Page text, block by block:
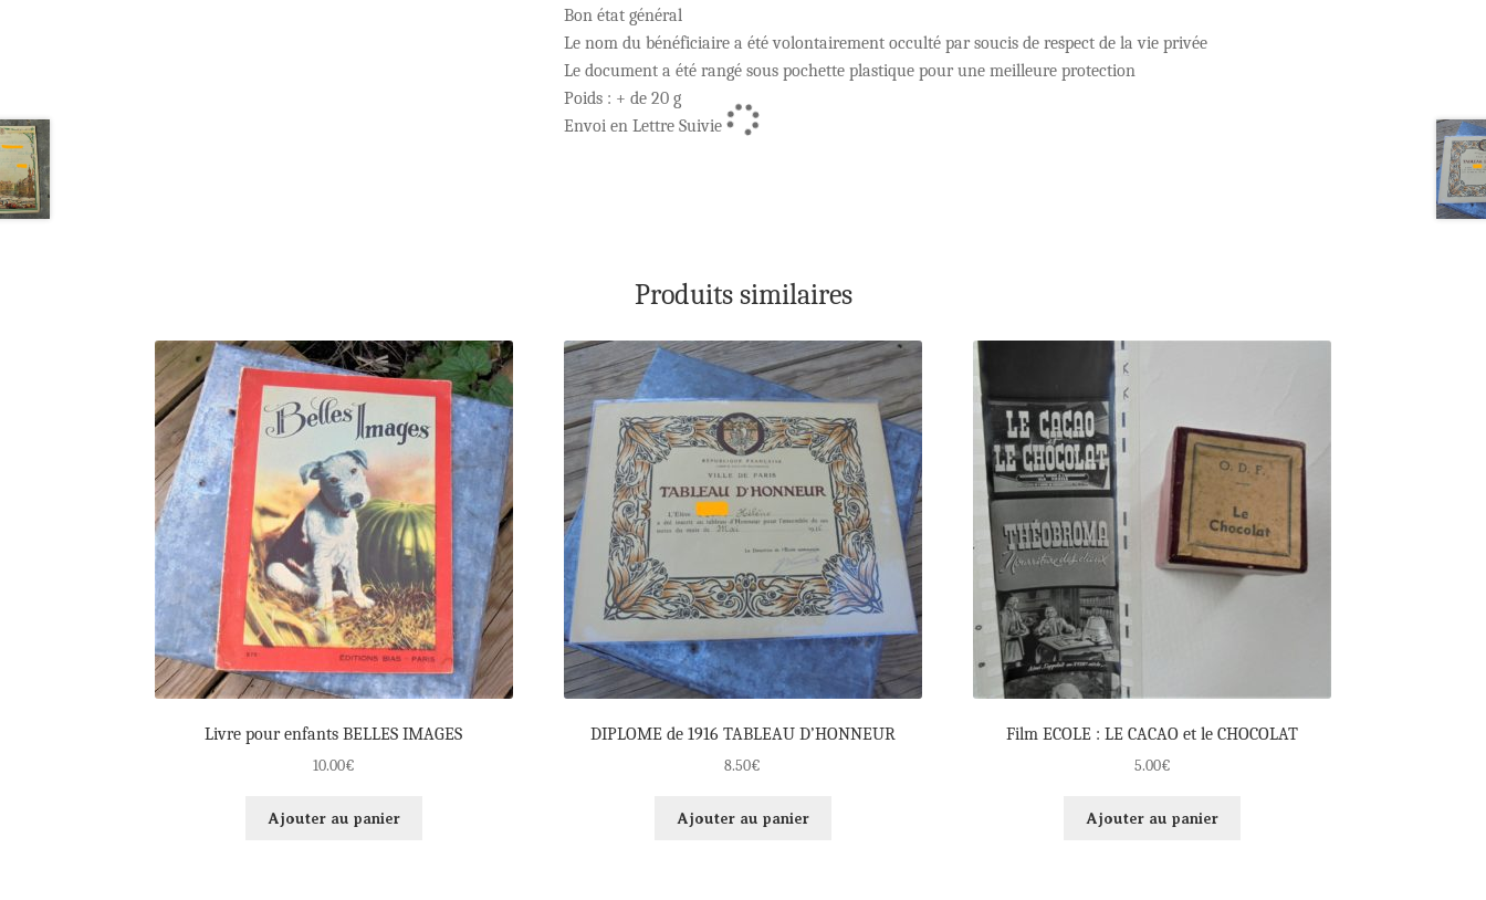
Bon état général
Le nom du bénéficiaire a été volontairement occulté par soucis de respect de la vie privée
Le document a été rangé sous pochette plastique pour une meilleure protection
Poids : + de 20 g
Envoi en Lettre Suivie
Produits similaires
Livre pour enfants BELLES IMAGES
10.00€
Ajouter au panier
DIPLOME de 1916 TABLEAU D’HONNEUR
8.50€
Ajouter au panier
Film ECOLE : LE CACAO et le CHOCOLAT
5.00€
Ajouter au panier